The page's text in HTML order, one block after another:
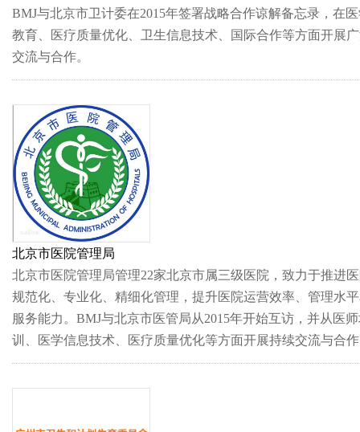
BMJ与北京市卫计委在2015年签署战略合作谅解备忘录，在
教育、医疗质量优化、卫生信息技术、国际合作等方面开展
交流与合作。
北京市医院管理局
北京市医院管理局管理22家北京市属三级医院，致力于推进
规范化、专业化、精细化管理，提升医院运营效率、管理水
服务能力。BMJ与北京市医管局从2015年开始互访，并从医
训、医学信息技术、医疗质量优化等方面开展持续交流与合